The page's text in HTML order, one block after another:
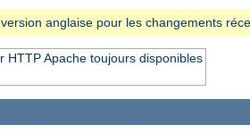
anglaise pour les changements
HTTP Apache toujours disponibles